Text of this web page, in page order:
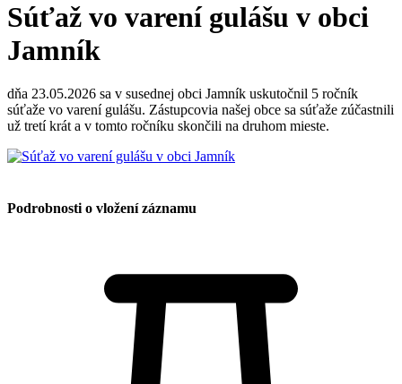
Súťaž vo varení gulášu v obci
Jamník
dňa 23.05.2026 sa v susednej obci Jamník uskutočnil 5 ročník
súťaže vo varení gulášu. Zástupcovia našej obce sa súťaže zúčastnili
už tretí krát a v tomto ročníku skončili na druhom mieste.
Podrobnosti o vložení záznamu